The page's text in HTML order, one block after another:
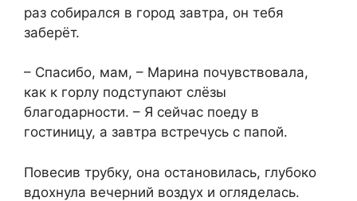
раз собирался в город завтра, он тебя
заберёт.
– Спасибо, мам, – Марина почувствовала,
как к горлу подступают слёзы
благодарности. – Я сейчас поеду в
гостиницу, а завтра встречусь с папой.
Повесив трубку, она остановилась, глубоко
вдохнула вечерний воздух и огляделась.